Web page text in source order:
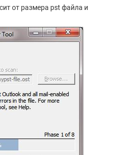
от размера pst файла и